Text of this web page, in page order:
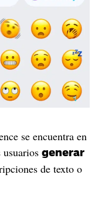
se encuentra en
generar
de texto o